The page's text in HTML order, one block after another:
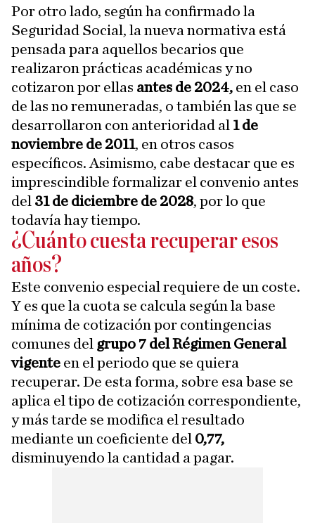
Por otro lado, según ha confirmado la
Seguridad Social, la nueva normativa está
pensada para aquellos becarios que
realizaron prácticas académicas y no
cotizaron por ellas antes de 2024, en el caso
de las no remuneradas, o también las que se
desarrollaron con anterioridad al 1 de
noviembre de 2011, en otros casos
específicos. Asimismo, cabe destacar que es
imprescindible formalizar el convenio antes
del 31 de diciembre de 2028, por lo que
todavía hay tiempo.
¿Cuánto cuesta recuperar esos
años?
Este convenio especial requiere de un coste.
Y es que la cuota se calcula según la base
mínima de cotización por contingencias
comunes del grupo 7 del Régimen General
vigente en el periodo que se quiera
recuperar. De esta forma, sobre esa base se
aplica el tipo de cotización correspondiente,
y más tarde se modifica el resultado
mediante un coeficiente del 0,77,
disminuyendo la cantidad a pagar.